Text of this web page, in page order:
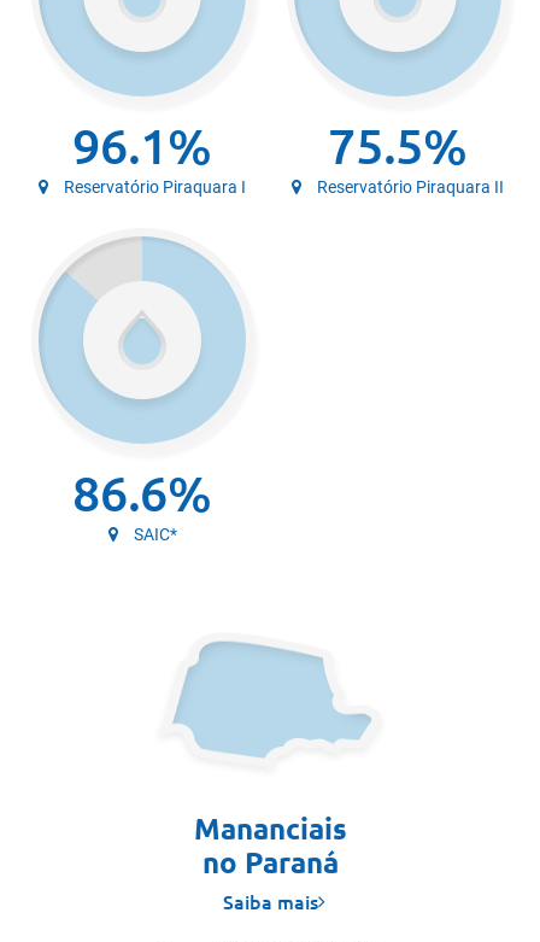
96.1%
Reservatório Piraquara I
75.5%
Reservatório Piraquara II
86.6%
SAIC*
Mananciais
no Paraná
Saiba mais